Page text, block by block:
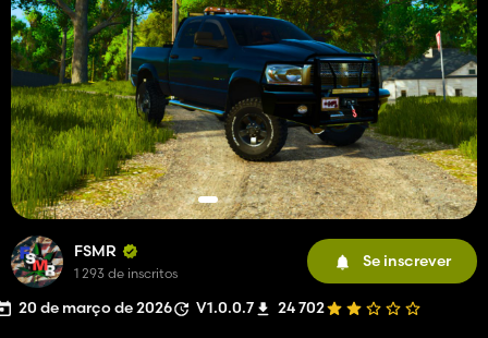
FSMR
1 293 de inscritos
Se inscrever
20 de março de 2026 V1.0.0.7 24 702